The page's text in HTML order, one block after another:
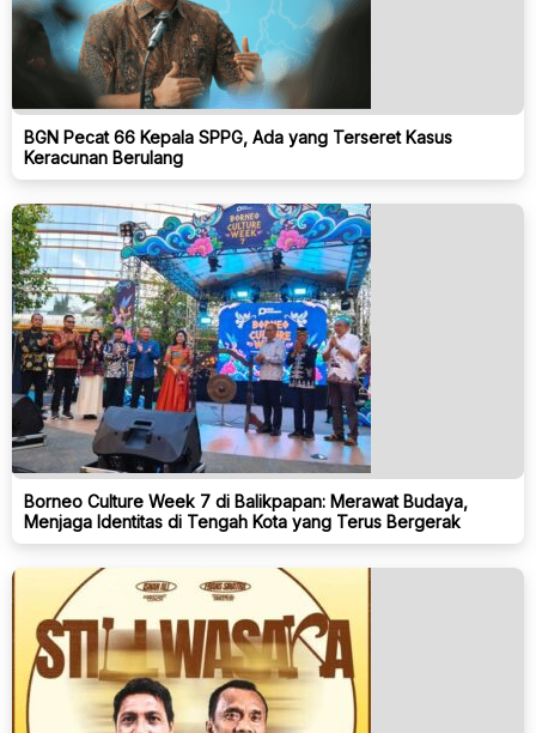
BGN Pecat 66 Kepala SPPG, Ada yang Terseret Kasus
Keracunan Berulang
Borneo Culture Week 7 di Balikpapan: Merawat Budaya,
Menjaga Identitas di Tengah Kota yang Terus Bergerak